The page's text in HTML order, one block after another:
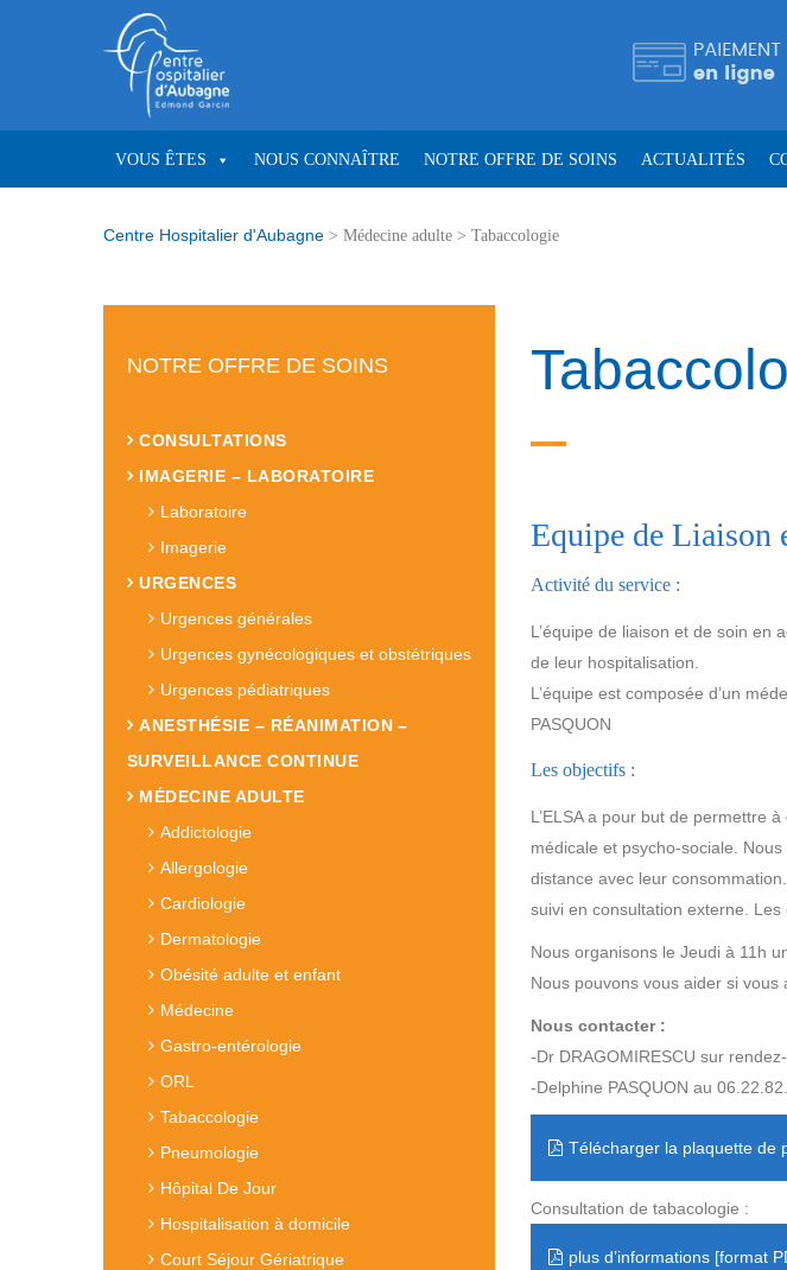
VOUS ÊTES NOUS CONNAÎTRE NOTRE OFFRE DE SOINS ACTUALITÉS
Centre Hospitalier d'Aubagne > Médecine adulte > Tabaccologie
Equipe de Liaison
Activité du service :
L’équipe de liaison et de soin en
de leur hospitalisation.
L’équipe est composée d’un
PASQUON
Les objectifs :
L’ELSA a pour but de permettre
médicale et psycho-sociale.
distance avec leur
suivi en consultation externe.
Nous organisons le Jeudi à 11h
Nous pouvons vous aider si vous
Nous contacter :
-Dr DRAGOMIRESCU sur
-Delphine PASQUON au
Télécharger la plaquette de
Consultation de tabacologie :
plus d’informations
NOTRE OFFRE DE SOINS
CONSULTATIONS
IMAGERIE – LABORATOIRE
Laboratoire
Imagerie
URGENCES
Urgences générales
Urgences gynécologiques et obstétriques
Urgences pédiatriques
ANESTHÉSIE – RÉANIMATION –
SURVEILLANCE CONTINUE
MÉDECINE ADULTE
Addictologie
Allergologie
Cardiologie
Dermatologie
Obésité adulte et enfant
Médecine
Gastro-entérologie
ORL
Tabaccologie
Pneumologie
Hôpital De Jour
Hospitalisation à domicile
Court Séjour Gériatrique